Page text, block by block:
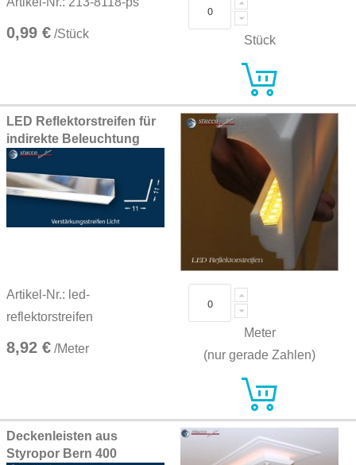
0,99 € /Stück Stück
LED Reflektorstreifen für
indirekte Beleuchtung
Artikel-Nr.: led-
reflektorstreifen
8,92 € /Meter
Meter
(nur gerade Zahlen)
Deckenleisten aus
Styropor Bern 400